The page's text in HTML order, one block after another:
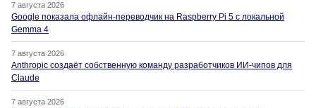
7 августа 2026
Google показала офлайн-переводчик на Raspberry Pi 5 с локальной
Gemma 4
7 августа 2026
Anthropic создаёт собственную команду разработчиков ИИ-чипов для
Claude
7 августа 2026